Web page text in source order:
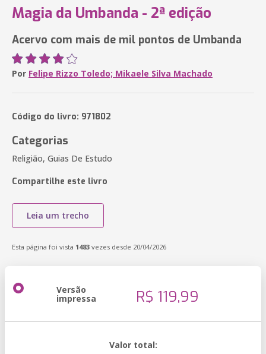
Magia da Umbanda - 2ª edição
Acervo com mais de mil pontos de Umbanda
Por Felipe Rizzo Toledo; Mikaele Silva Machado
Código do livro: 971802
Categorias
Religião, Guias De Estudo
Compartilhe este livro
Leia um trecho
Esta página foi vista 1483 vezes desde 20/04/2026
Versão
impressa R$ 119,99
Valor total: